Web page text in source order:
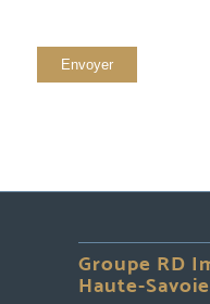
Groupe RD
Haute-Savoie